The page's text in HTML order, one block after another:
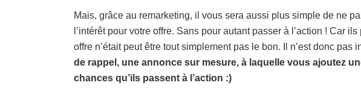
Mais, grâce au remarketing, il vous sera aussi plus simple de ne
l’intérêt pour votre offre. Sans pour autant passer à l’action ! Car
offre n’était peut être tout simplement pas le bon. Il n’est donc pas
de rappel, une annonce sur mesure, à laquelle vous ajoutez
chances qu’ils passent à l’action :)